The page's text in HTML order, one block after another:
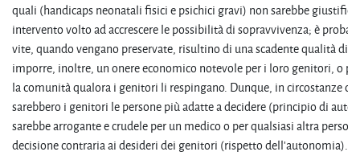
quali (handicaps neonatali fisici e psichici gravi) non sarebbe
intervento volto ad accrescere le possibilità di sopravvivenza; è
vite, quando vengano preservate, risultino di una scadente qualità di
imporre, inoltre, un onere economico notevole per i loro genitori, o
la comunità qualora i genitori li respingano. Dunque, in circostanze
sarebbero i genitori le persone più adatte a decidere (principio di
sarebbe arrogante e crudele per un medico o per qualsiasi altra
decisione contraria ai desideri dei genitori (rispetto dell'autonomia).